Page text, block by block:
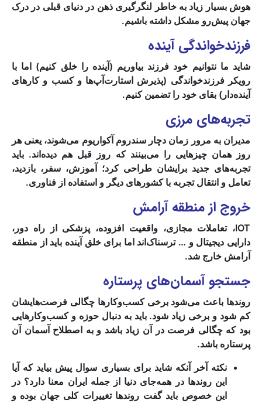
هوش بسیار زیاد به خاطر لنگرگیری ذهن در دنیای قبلی در درک
جهان پیش‌رو مشکل داشته باشیم.
فرزندخواندگی آینده
شاید ما نتوانیم خود فرزند بیاوریم (آینده را خلق کنیم) اما با
رویکر فرزندخواندگی (پذیرش استارت‌آپ‌ها و کسب و کارهای
آینده‌دار) بقای خود را تضمین کنیم.
تجربه‌های مرزی
مدیران به مرور زمان دچار سندروم آکواریوم می‌شوند، یعنی هر
روز همان چیزهایی را می‌بینند که روز قبل هم دیده‌اند. باید
تجربه‌های جدید برایشان طراحی کرد؛ آموزش، سفر، بازدید،
تعامل و انتقال تجربه با کشورهای دیگر و استفاده از فناوری.
خروج از منطقه آرامش
IOT، تعاملات مجازی، واقعیت افزوده، پزشکی از راه دور،
دارایی دیجیتال و … ترسناک‌اند اما برای خلق آینده باید از منطقه
آرامش خارج شد.
جستجو آسمان‌های پرستاره
روندها باعث می‌شود برخی کسب‌وکارها چگالی فرصت‌هایشان
کم شود و برخی زیاد شود. باید به دنبال حوزه و کسب‌وکارهایی
بود که چگالی فرصت در آن زیاد باشد و به اصطلاح آسمان آن
پرستاره باشد.
نکته آخر آنکه شاید برای بسیاری سوال پیش بیاید که آیا
این روندها در همه‌جای دنیا از جمله ایران معنا دارد؟ در
این خصوص باید گفت روندها تغییرات کلی جهان بوده و